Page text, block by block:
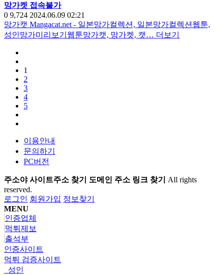
망가켓 접속불가
0 9,724 2024.06.09 02:21
망가캣 Mangacat.net - 일본망가컬렉션, 일본망가컬렉션웹툰,
성인망가미리보기웹툰망가캣, 망가켓, 캣… 더보기
1
2
3
4
5
이용안내
문의하기
PC버전
주소야 사이트주소 찾기 도메인 주소 링크 찾기 All rights
reserved.
로그인 회원가입 정보찾기
MENU
인증업체
먹튀제보
출석부
인증사이트
먹튀 검증사이트
성인